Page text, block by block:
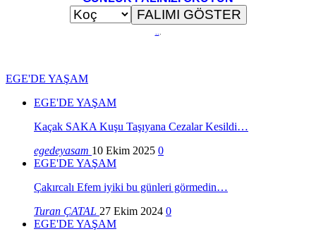
...
EGE'DE YAŞAM
EGE'DE YAŞAM
Kaçak SAKA Kuşu Taşıyana Cezalar Kesildi…
egedeyasam 10 Ekim 2025 0
EGE'DE YAŞAM
Çakırcalı Efem iyiki bu günleri görmedin…
Turan ÇATAL 27 Ekim 2024 0
EGE'DE YAŞAM